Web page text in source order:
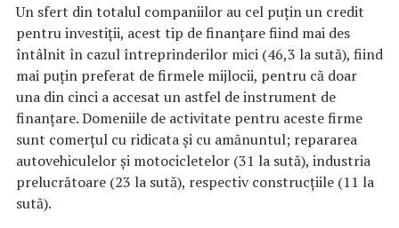
Un sfert din totalul companiilor au cel puțin un credit
pentru investiții, acest tip de finanțare fiind mai des
întâlnit în cazul întreprinderilor mici (46,3 la sută), fiind
mai puțin preferat de firmele mijlocii, pentru că doar
una din cinci a accesat un astfel de instrument de
finanțare. Domeniile de activitate pentru aceste firme
sunt comerțul cu ridicata și cu amănuntul; repararea
autovehiculelor și motocicletelor (31 la sută), industria
prelucrătoare (23 la sută), respectiv construcțiile (11 la
sută).